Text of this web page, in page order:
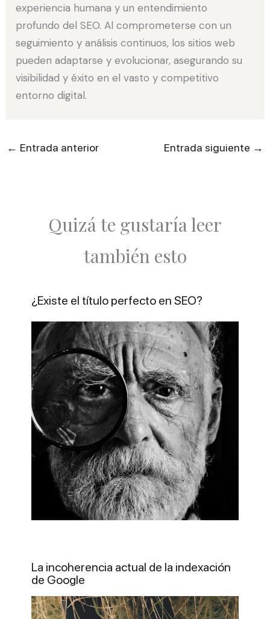
experiencia humana y un entendimiento
profundo del SEO. Al comprometerse con un
seguimiento y análisis continuos, los sitios web
pueden adaptarse y evolucionar, asegurando su
visibilidad y éxito en el vasto y competitivo
entorno digital.
← Entrada anterior Entrada siguiente →
Quizá te gustaría leer
también esto
¿Existe el título perfecto en SEO?
La incoherencia actual de la indexación
de Google